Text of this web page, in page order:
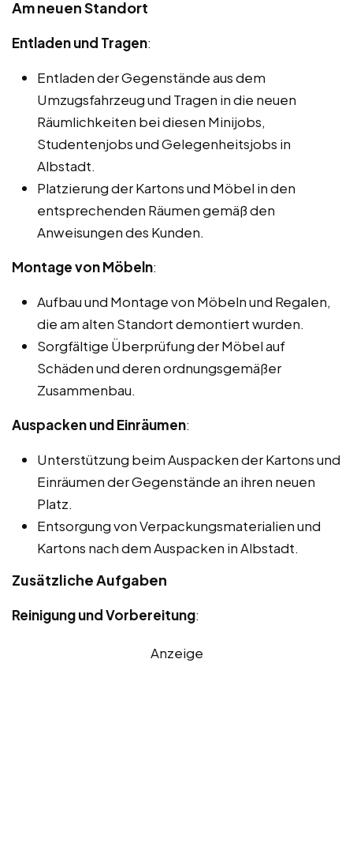
Am neuen Standort
Entladen und Tragen:
Entladen der Gegenstände aus dem
Umzugsfahrzeug und Tragen in die neuen
Räumlichkeiten bei diesen Minijobs,
Studentenjobs und Gelegenheitsjobs in
Albstadt.
Platzierung der Kartons und Möbel in den
entsprechenden Räumen gemäß den
Anweisungen des Kunden.
Montage von Möbeln:
Aufbau und Montage von Möbeln und Regalen,
die am alten Standort demontiert wurden.
Sorgfältige Überprüfung der Möbel auf
Schäden und deren ordnungsgemäßer
Zusammenbau.
Auspacken und Einräumen:
Unterstützung beim Auspacken der Kartons und
Einräumen der Gegenstände an ihren neuen
Platz.
Entsorgung von Verpackungsmaterialien und
Kartons nach dem Auspacken in Albstadt.
Zusätzliche Aufgaben
Reinigung und Vorbereitung:
Anzeige